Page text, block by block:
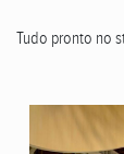
Tudo pronto no